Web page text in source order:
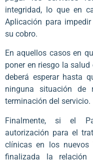
integridad, lo que en
Aplicación para
su cobro.
En aquellos casos en
poner en riesgo la
deberá esperar hasta
ninguna situación de
terminación del servicio.
Finalmente, si el
autorización para el
clínicas en los nuevos
finalizada la relación